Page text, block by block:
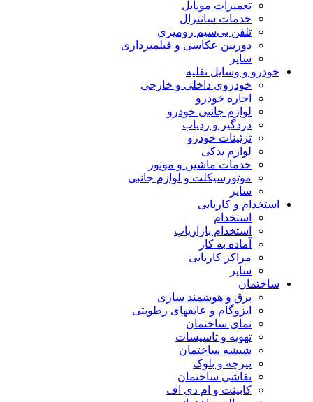
تعمیرات موبایل
خدمات سانترال
تلفن بی‌سیم رومیزی
دوربین عکاسی و فیلمبرداری
سایر
خودرو و وسایل نقلیه
خودروی داخلی و خارجی
اجاره خودرو
لوازم جانبی خودرو
دزدگیر و ردیاب
تزئینات خودرو
لوازم یدکی
خدمات ماشین و موتور
موتورسیکلت و لوازم جانبی
سایر
استخدام و کاریابی
استخدام
استخدام بازاریاب
آماده به کار
مراکز کاریابی
سایر
ساختمان
برق و هوشمند سازی
ایزوگام و عایقهای رطوبتی
نمای ساختمان
تهویه و تاسیسات
شیشه ساختمان
تیرچه و بلوک
نقاشی ساختمان
کابینت و ام دی اف